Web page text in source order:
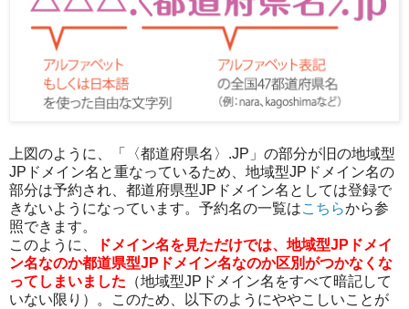
上図のように、「〈都道府県名〉.JP」の部分が旧の地域型
JPドメイン名と重なっているため、地域型JPドメイン名の
部分は予約され、都道府県型JPドメイン名としては登録で
きないようになっています。予約名の一覧はこちらから参
照できます。
このように、
ドメイン名を見ただけでは、地域型JPドメイ
ン名なのか都道県型JPドメイン名なのか区別がつかなくな
ってしまいました （地域型JPドメイン名をすべて暗記して
いない限り）。このため、以下のようにややこしいことが